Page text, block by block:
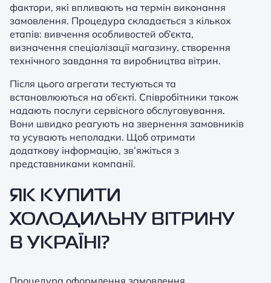
фактори, які впливають на термін виконання
замовлення. Процедура складається з кількох
етапів: вивчення особливостей об’єкта,
визначення спеціалізації магазину, створення
технічного завдання та виробництва вітрин.
Після цього агрегати тестуються та
встановлюються на об’єкті. Співробітники також
надають послуги сервісного обслуговування.
Вони швидко реагують на звернення замовників
та усувають неполадки. Щоб отримати
додаткову інформацію, зв’яжіться з
представниками компанії.
ЯК КУПИТИ
ХОЛОДИЛЬНУ ВІТРИНУ
В УКРАЇНІ?
Процедура оформлення замовлення